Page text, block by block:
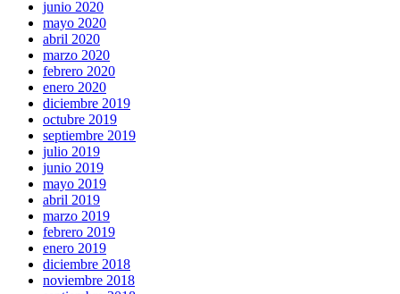
junio 2020
mayo 2020
abril 2020
marzo 2020
febrero 2020
enero 2020
diciembre 2019
octubre 2019
septiembre 2019
julio 2019
junio 2019
mayo 2019
abril 2019
marzo 2019
febrero 2019
enero 2019
diciembre 2018
noviembre 2018